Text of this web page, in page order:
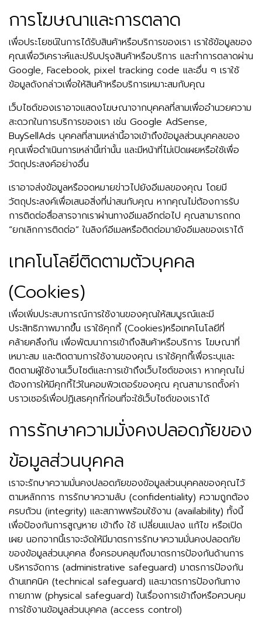
การโฆษณาและการตลาด
เพื่อประโยชน์ในการได้รับสินค้าหรือบริการของเรา เราใช้ข้อมูลของ
คุณเพื่อวิเคราะห์และปรับปรุงสินค้าหรือบริการ และทำการตลาดผ่าน
Google, Facebook, pixel tracking code และอื่น ๆ เราใช้
ข้อมูลดังกล่าวเพื่อให้สินค้าหรือบริการเหมาะสมกับคุณ
เว็บไซต์ของเราอาจแสดงโฆษณาจากบุคคลที่สามเพื่ออำนวยความ
สะดวกในการบริการของเรา เช่น Google AdSense,
BuySellAds บุคคลที่สามเหล่านี้อาจเข้าถึงข้อมูลส่วนบุคคลของ
คุณเพื่อดำเนินการเหล่านี้เท่านั้น และมีหน้าที่ไม่เปิดเผยหรือใช้เพื่อ
วัตถุประสงค์อย่างอื่น
เราอาจส่งข้อมูลหรือจดหมายข่าวไปยังอีเมลของคุณ โดยมี
วัตถุประสงค์เพื่อเสนอสิ่งที่น่าสนกับคุณ หากคุณไม่ต้องการรับ
การติดต่อสื่อสารจากเราผ่านทางอีเมลอีกต่อไป คุณสามารถกด
“ยกเลิกการติดต่อ” ในลิงก์อีเมลหรือติดต่อมายังอีเมลของเราได้
เทคโนโลยีติดตามตัวบุคคล
(Cookies)
เพื่อเพิ่มประสบการณ์การใช้งานของคุณให้สมบูรณ์และมี
ประสิทธิภาพมากขึ้น เราใช้คุกกี้ (Cookies)หรือเทคโนโลยีที่
คล้ายคลึงกัน เพื่อพัฒนาการเข้าถึงสินค้าหรือบริการ โฆษณาที่
เหมาะสม และติดตามการใช้งานของคุณ เราใช้คุกกี้เพื่อระบุและ
ติดตามผู้ใช้งานเว็บไซต์และการเข้าถึงเว็บไซต์ของเรา หากคุณไม่
ต้องการให้มีคุกกี้ไว้ในคอมพิวเตอร์ของคุณ คุณสามารถตั้งค่า
บราวเซอร์เพื่อปฏิเสธคุกกี้ก่อนที่จะใช้เว็บไซต์ของเราได้
การรักษาความมั่งคงปลอดภัยของ
ข้อมูลส่วนบุคคล
เราจะรักษาความมั่นคงปลอดภัยของข้อมูลส่วนบุคคลของคุณไว้
ตามหลักการ การรักษาความลับ (confidentiality) ความถูกต้อง
ครบถ้วน (integrity) และสภาพพร้อมใช้งาน (availability) ทั้งนี้
เพื่อป้องกันการสูญหาย เข้าถึง ใช้ เปลี่ยนแปลง แก้ไข หรือเปิด
เผย นอกจากนี้เราจะจัดให้มีมาตรการรักษาความมั่นคงปลอดภัย
ของข้อมูลส่วนบุคคล ซึ่งครอบคลุมถึงมาตรการป้องกันด้านการ
บริหารจัดการ (administrative safeguard) มาตรการป้องกัน
ด้านเทคนิค (technical safeguard) และมาตรการป้องกันทาง
กายภาพ (physical safeguard) ในเรื่องการเข้าถึงหรือควบคุม
การใช้งานข้อมูลส่วนบุคคล (access control)